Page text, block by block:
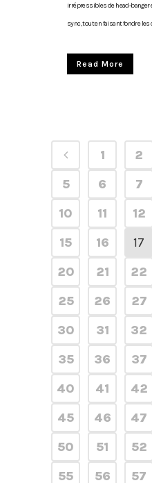
irrépressibles de head-
sync, tout en faisant fondre
Read More
1 2
5
6 7
10
11 12
15
16 17
20
21 22
25
26 27
30
31 32
35
36 37
40
41 42
45
46 47
50
51 52
55
56 57